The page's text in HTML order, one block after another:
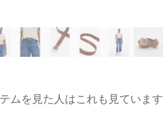
ムを見た人はこれも見ています